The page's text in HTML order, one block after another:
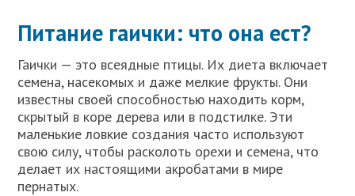
Питание гаички: что она ест?
Гаички — это всеядные птицы. Их диета включает
семена, насекомых и даже мелкие фрукты. Они
известны своей способностью находить корм,
скрытый в коре дерева или в подстилке. Эти
маленькие ловкие создания часто используют
свою силу, чтобы расколоть орехи и семена, что
делает их настоящими акробатами в мире
пернатых.